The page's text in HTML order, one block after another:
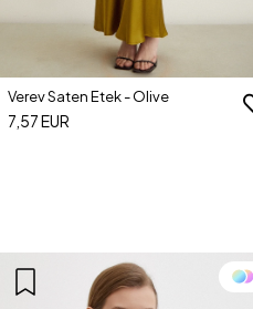
Verev Saten Etek - Olive
7,57 EUR